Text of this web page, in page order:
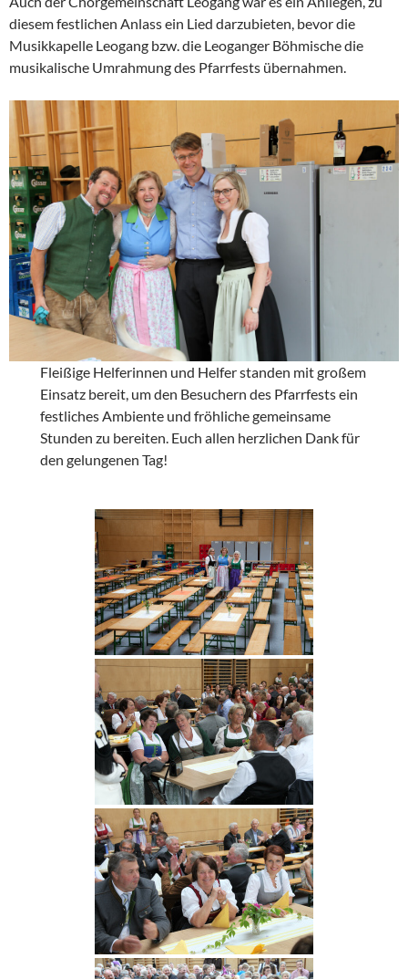
diesem festlichen Anlass ein Lied darzubieten, bevor die
Musikkapelle Leogang bzw. die Leoganger Böhmische die
musikalische Umrahmung des Pfarrfests übernahmen.
Fleißige Helferinnen und Helfer standen mit großem
Einsatz bereit, um den Besuchern des Pfarrfests ein
festliches Ambiente und fröhliche gemeinsame
Stunden zu bereiten. Euch allen herzlichen Dank für
den gelungenen Tag!